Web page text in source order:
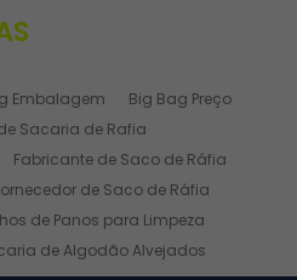
Embalagem
Big Bag Preço
Sacaria de Rafia
Fabricante de Saco de Ráfia
de Saco de Ráfia
de Panos para Limpeza
de Algodão Alvejados